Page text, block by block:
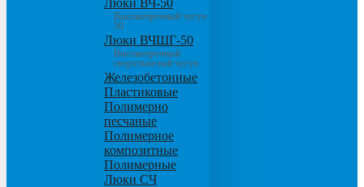
Высокопрочный чугун
50
Люки ВЧШГ-50
Высокопрочный
сверхтяжелый чугун
Железобетонные
Пластиковые
Полимерно
песчаные
Полимерное
композитные
Полимерные
Люки СЧ